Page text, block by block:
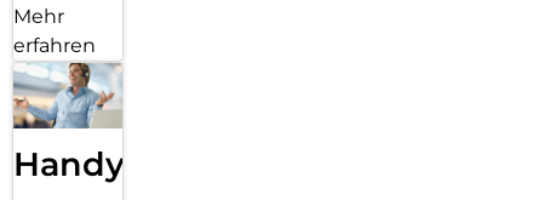
Mehr
erfahren
Handy